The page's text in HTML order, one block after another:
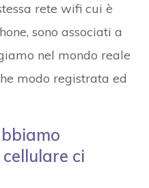
rete wifi cui è
sono associati a
nel mondo reale
modo registrata ed
cellulare ci